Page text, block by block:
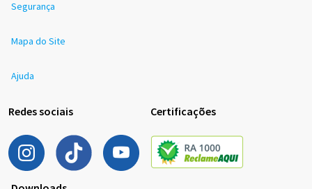
Segurança
Mapa do Site
Ajuda
Redes sociais Certificações